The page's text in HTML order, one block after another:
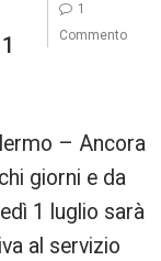
– Ancora
giorni e da
1 luglio sarà
al servizio
1
Commento